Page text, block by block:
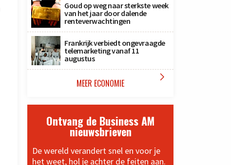
Goud op weg naar sterkste week
van het jaar door dalende
renteverwachtingen
Frankrijk verbiedt ongevraagde
telemarketing vanaf 11
augustus
MEER ECONOMIE 
Ontvang de Business AM
nieuwsbrieven
De wereld verandert snel en voor je
het weet, hol je achter de feiten aan.